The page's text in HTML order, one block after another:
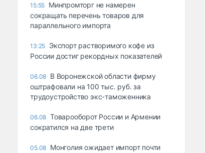
15:55 Минпромторг не намерен
сокращать перечень товаров для
параллельного импорта
13:25 Экспорт растворимого кофе из
России достиг рекордных показателей
06.08 В Воронежской области фирму
оштрафовали на 100 тыс. руб. за
трудоустройство экс-таможенника
06.08 Товарооборот России и Армении
сократился на две трети
05.08 Монголия ожидает импорт почти